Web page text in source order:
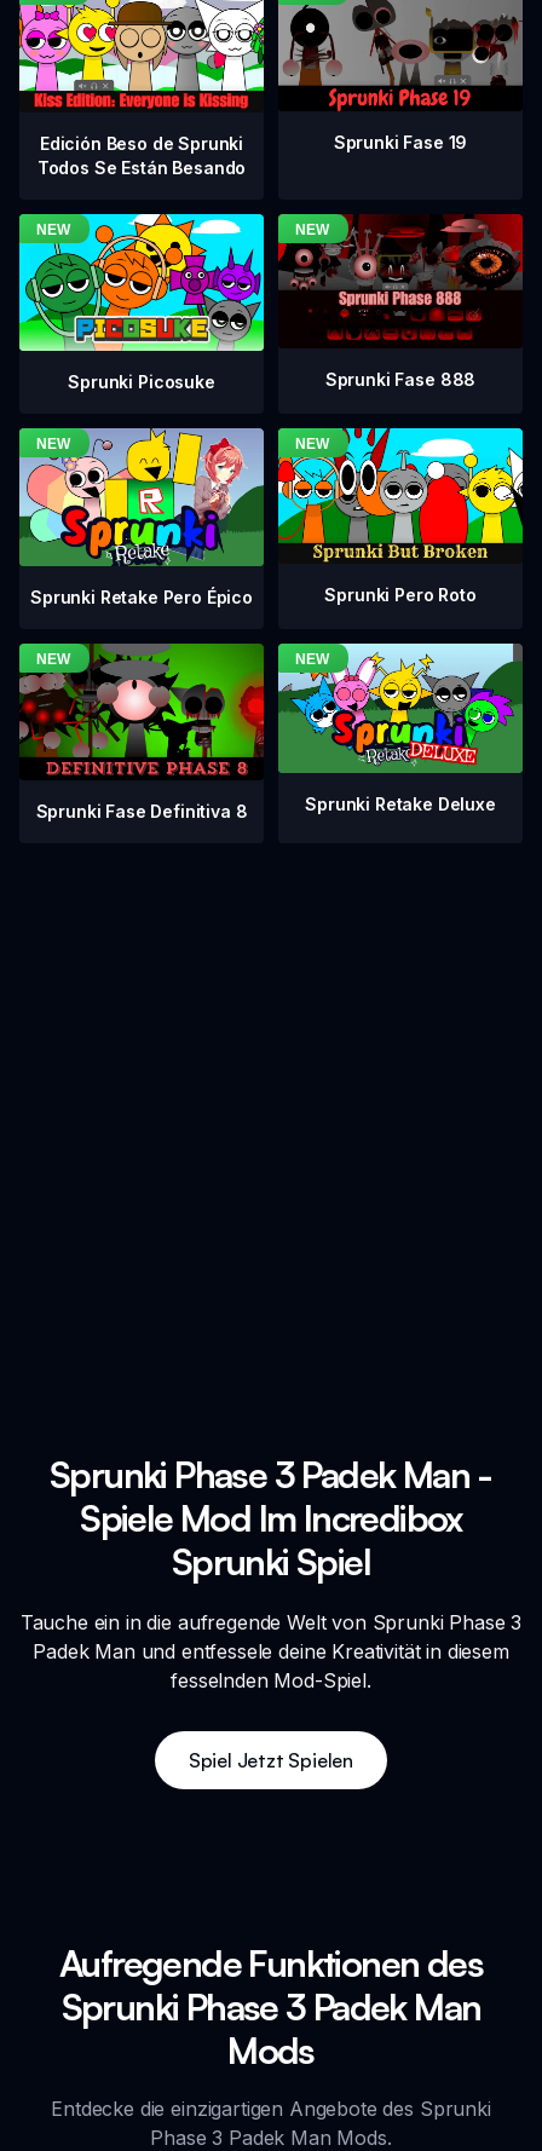
Edición Beso de Sprunki
Todos Se Están Besando
Sprunki Fase 19
Sprunki Picosuke Sprunki Fase 888
Sprunki Retake Pero Épico Sprunki Pero Roto
Sprunki Fase Definitiva 8 Sprunki Retake Deluxe
Sprunki Phase 3 Padek Man -
Spiele Mod Im Incredibox
Sprunki Spiel
Tauche ein in die aufregende Welt von Sprunki Phase 3
Padek Man und entfessele deine Kreativität in diesem
fesselnden Mod-Spiel.
Spiel Jetzt Spielen
Aufregende Funktionen des
Sprunki Phase 3 Padek Man
Mods
Entdecke die einzigartigen Angebote des Sprunki
Phase 3 Padek Man Mods.